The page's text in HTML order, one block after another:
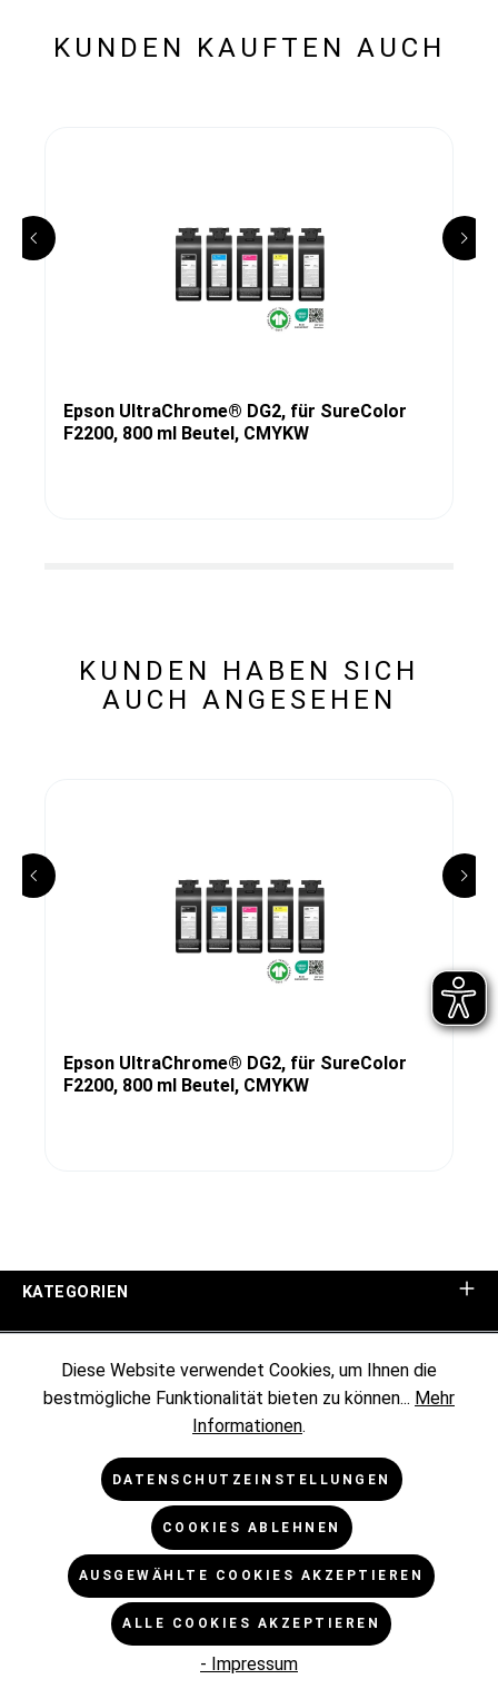
KUNDEN KAUFTEN AUCH
Epson UltraChrome® DG2, für SureColor
F2200, 800 ml Beutel, CMYKW
KUNDEN HABEN SICH
AUCH ANGESEHEN
Epson UltraChrome® DG2, für SureColor
F2200, 800 ml Beutel, CMYKW
KATEGORIEN
KUNDENINFORMATIONEN
RECHTLICHES
* Alle Preise exkl. gesetzl. Mehrwertsteuer zzgl.
Versandkosten
und ggf. Nachnahmegebühren, wenn nicht
anders angegeben.
Diese Website verwendet Cookies, um Ihnen die
bestmögliche Funktionalität bieten zu können... Mehr
Informationen.
DATENSCHUTZEINSTELLUNGEN
COOKIES ABLEHNEN
AUSGEWÄHLTE COOKIES AKZEPTIEREN
ALLE COOKIES AKZEPTIEREN
- Impressum